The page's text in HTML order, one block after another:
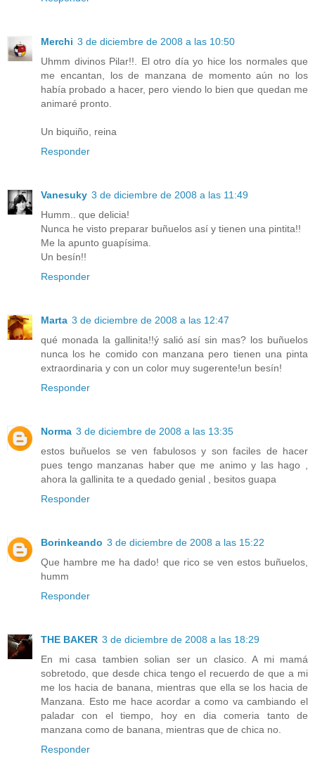
Merchi 3 de diciembre de 2008 a las 10:50
Uhmm divinos Pilar!!. El otro día yo hice los normales que
me encantan, los de manzana de momento aún no los
había probado a hacer, pero viendo lo bien que quedan me
animaré pronto.
Un biquiño, reina
Responder
Vanesuky 3 de diciembre de 2008 a las 11:49
Humm.. que delicia!
Nunca he visto preparar buñuelos así y tienen una pintita!!
Me la apunto guapísima.
Un besín!!
Responder
Marta 3 de diciembre de 2008 a las 12:47
qué monada la gallinita!!ý salió así sin mas? los buñuelos
nunca los he comido con manzana pero tienen una pinta
extraordinaria y con un color muy sugerente!un besín!
Responder
Norma 3 de diciembre de 2008 a las 13:35
estos buñuelos se ven fabulosos y son faciles de hacer
pues tengo manzanas haber que me animo y las hago ,
ahora la gallinita te a quedado genial , besitos guapa
Responder
Borinkeando 3 de diciembre de 2008 a las 15:22
Que hambre me ha dado! que rico se ven estos buñuelos,
humm
Responder
THE BAKER 3 de diciembre de 2008 a las 18:29
En mi casa tambien solian ser un clasico. A mi mamá
sobretodo, que desde chica tengo el recuerdo de que a mi
me los hacia de banana, mientras que ella se los hacia de
Manzana. Esto me hace acordar a como va cambiando el
paladar con el tiempo, hoy en dia comeria tanto de
manzana como de banana, mientras que de chica no.
Responder